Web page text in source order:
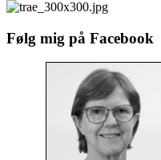
Følg mig på Facebook